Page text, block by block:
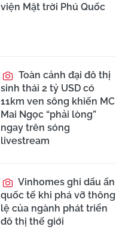
viện Mặt trời Phú Quốc
Toàn cảnh đại đô thị
sinh thái 2 tỷ USD có
11km ven sông khiến MC
Mai Ngọc “phải lòng”
ngay trên sóng
livestream
Vinhomes ghi dấu ấn
quốc tế khi phá vỡ thông
lệ của ngành phát triển
đô thị thế giới